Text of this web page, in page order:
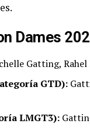
Dames
Gatting,
GTD):
LMGT3):